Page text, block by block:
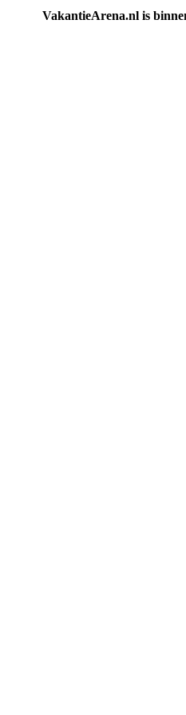
VakantieArena.nl is